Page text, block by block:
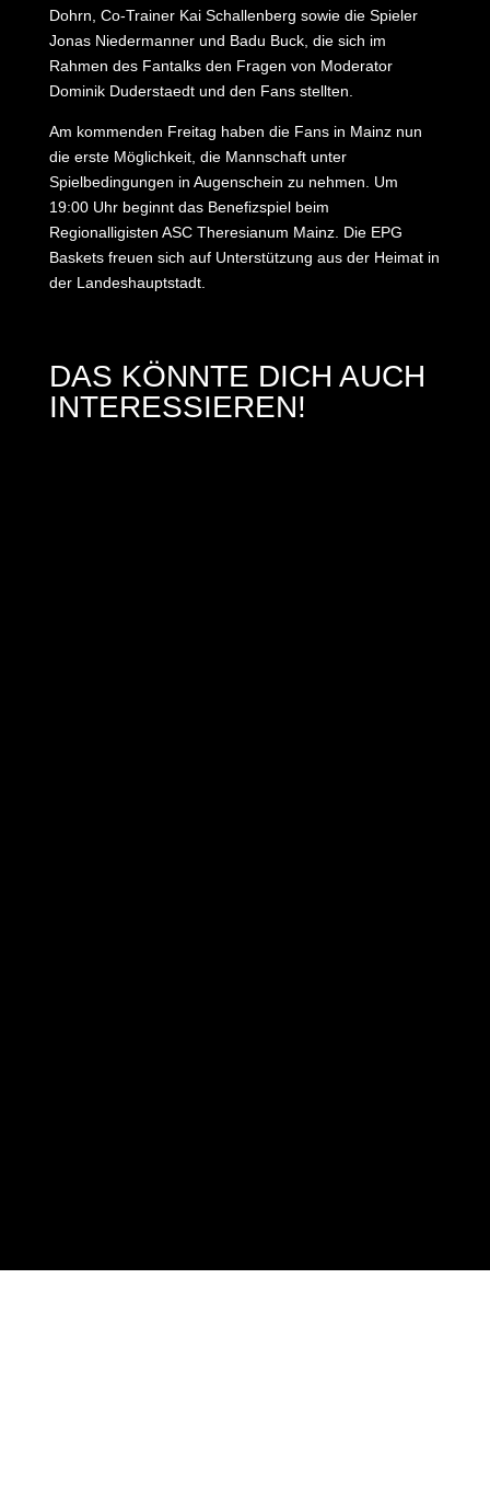
Dohrn, Co-Trainer Kai Schallenberg sowie die Spieler
Jonas Niedermanner und Badu Buck, die sich im
Rahmen des Fantalks den Fragen von Moderator
Dominik Duderstaedt und den Fans stellten.
Am kommenden Freitag haben die Fans in Mainz nun
die erste Möglichkeit, die Mannschaft unter
Spielbedingungen in Augenschein zu nehmen. Um
19:00 Uhr beginnt das Benefizspiel beim
Regionalligisten ASC Theresianum Mainz. Die EPG
Baskets freuen sich auf Unterstützung aus der Heimat in
der Landeshauptstadt.
DAS KÖNNTE DICH AUCH
INTERESSIEREN!